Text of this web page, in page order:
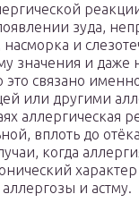
зуда,
и
значения и даже
это связано
или другими
аллергическая
вплоть до
когда
и астму.